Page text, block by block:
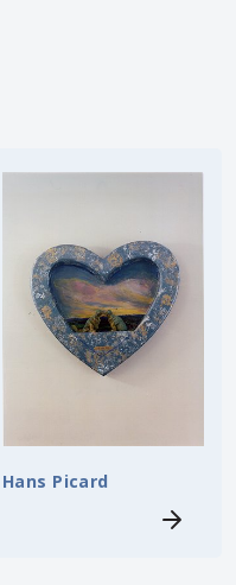
Hans Picard